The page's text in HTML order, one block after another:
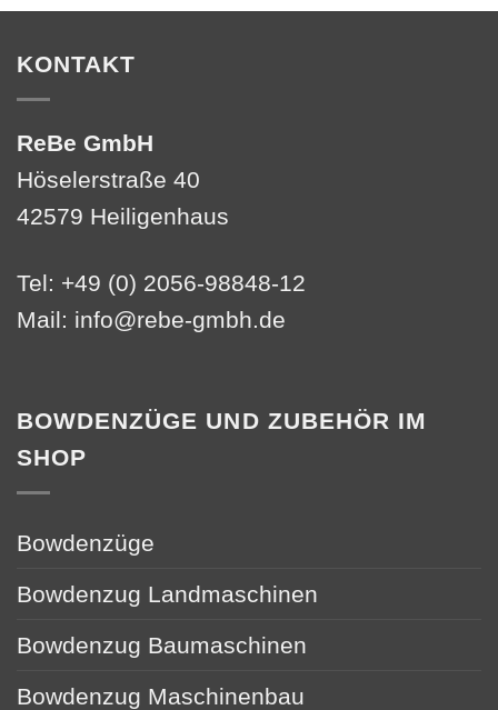
KONTAKT
ReBe GmbH
Höselerstraße 40
42579 Heiligenhaus
Tel: +49 (0) 2056-98848-12
Mail: info@rebe-gmbh.de
BOWDENZÜGE UND ZUBEHÖR IM
SHOP
Bowdenzüge
Bowdenzug Landmaschinen
Bowdenzug Baumaschinen
Bowdenzug Maschinenbau